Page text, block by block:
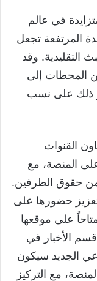
في عالم
المرتفعة تجعل
التقليدية. وقد
المحطات إلى
ذلك على نسب
القنوات
على المنصة، مع
حقوق الطرفين.
حضورها على
على موقعها
الأخبار في
الجديد سيكون
مع التركيز